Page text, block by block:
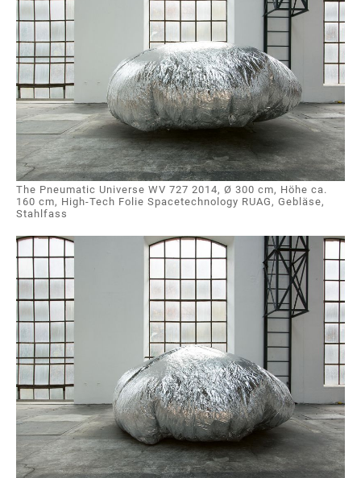
The Pneumatic Universe WV 727 2014, Ø 300 cm, Höhe ca.
160 cm, High-Tech Folie Spacetechnology RUAG, Gebläse,
Stahlfass